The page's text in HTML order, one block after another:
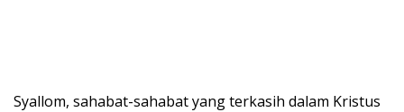
Syallom, sahabat-sahabat yang terkasih dalam Kristus